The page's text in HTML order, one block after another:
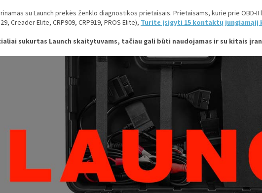
su Launch prekės ženklo diagnostikos prietaisais. Prietaisams, kurie prie OBD-
Creader Elite, CRP909, CRP919, PROS Elite), Turite įsigyti 15 kontaktų jungiamąjį
sukurtas Launch skaitytuvams, tačiau gali būti naudojamas ir su kitais